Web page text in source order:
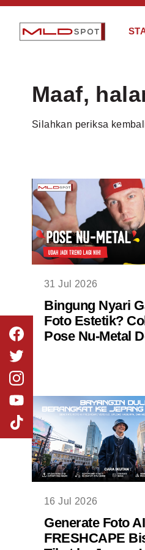
Maaf,
Silahkan periksa
31 Jul 2026
Bingung Nyari
Foto Estetik?
Pose Nu-Metal
16 Jul 2026
Generate Foto AI
FRESHCAPE